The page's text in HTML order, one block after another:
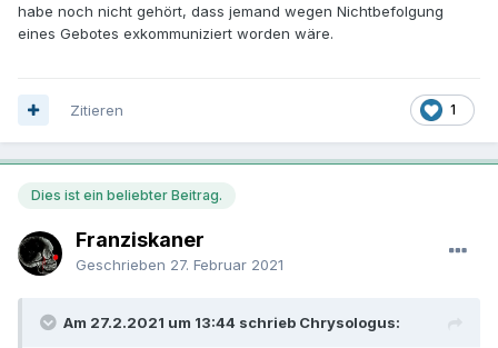
habe noch nicht gehört, dass jemand wegen Nichtbefolgung
eines Gebotes exkommuniziert worden wäre.
1
Zitieren
Dies ist ein beliebter Beitrag.
Franziskaner
Geschrieben 27. Februar 2021
Am 27.2.2021 um 13:44 schrieb Chrysologus: